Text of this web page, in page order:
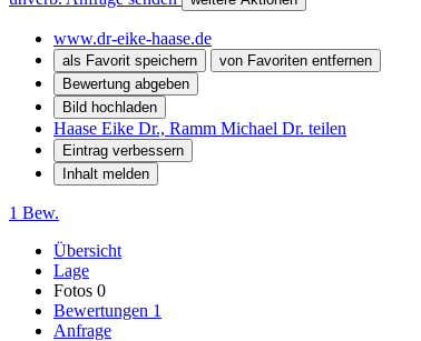
www.dr-eike-haase.de
als Favorit speichern
von Favoriten entfernen
Bewertung abgeben
Bild hochladen
Haase Eike Dr., Ramm Michael Dr. teilen
Eintrag verbessern
Inhalt melden
1 Bew.
Übersicht
Lage
Fotos 0
Bewertungen 1
Anfrage